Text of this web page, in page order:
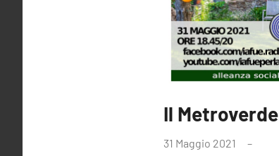
Il Metroverde
31 Maggio 2021